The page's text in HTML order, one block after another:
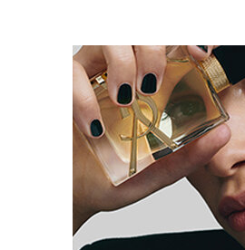
EXKLUSIVANGEBOTE Beauty-
THE ICONIC
ROUTINE 2
Alter Preis
Neuer Preis
€ 111,20 Nicht auf
Mascara Lash Clash 01 + Couture